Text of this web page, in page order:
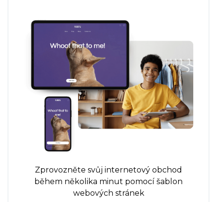
Zprovozněte svůj internetový obchod
během několika minut pomocí šablon
webových stránek